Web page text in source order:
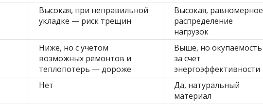
Высокая, при неправильной
укладке — риск трещин
Высокая, равномерное
распределение
нагрузок
Ниже, но с учетом
возможных ремонтов и
теплопотерь — дороже
Выше, но окупаемость
за счет
энергоэффективности
Нет
Да, натуральный
материал